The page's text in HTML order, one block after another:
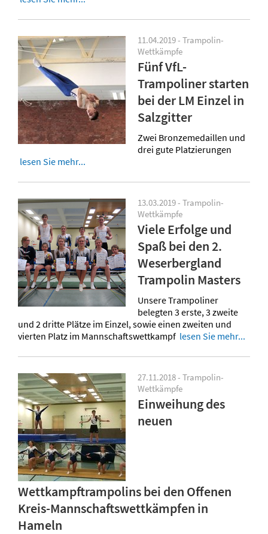
11.04.2019 - Trampolin-
Wettkämpfe
Fünf VfL-
Trampoliner starten
bei der LM Einzel in
Salzgitter
Zwei Bronzemedaillen und
drei gute Platzierungen
lesen Sie mehr...
13.03.2019 - Trampolin-
Wettkämpfe
Viele Erfolge und
Spaß bei den 2.
Weserbergland
Trampolin Masters
Unsere Trampoliner
belegten 3 erste, 3 zweite
und 2 dritte Plätze im Einzel, sowie einen zweiten und
vierten Platz im Mannschaftswettkampf lesen Sie mehr...
27.11.2018 - Trampolin-
Wettkämpfe
Einweihung des
neuen
Wettkampftrampolins bei den Offenen
Kreis-Mannschaftswettkämpfen in
Hameln